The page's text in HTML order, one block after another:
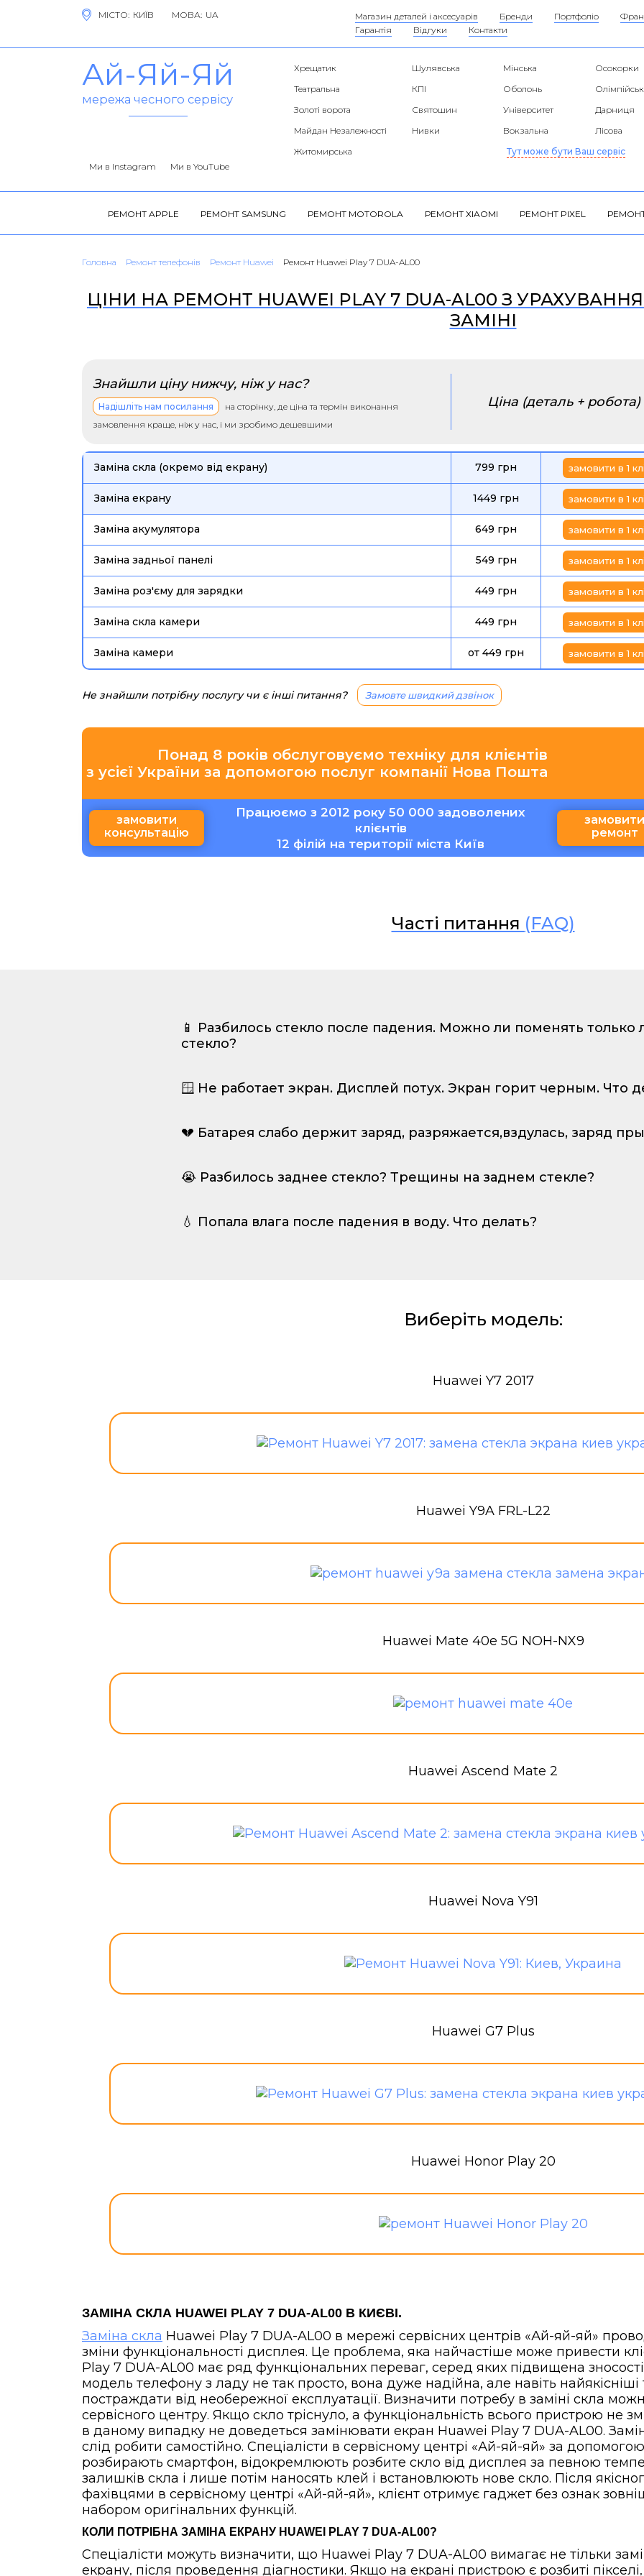
МІСТО: МОВА: Магазин деталей і аксесуарів Бренди Портфоліо
Гарантія
Відгуки Контакти
Ай-Яй-Яй
мережа чесного сервісу
Ми в Instagram Ми в YouTube
Хрещатик Шулявська Мінська
Осокорки
Театральна
КПІ Оболонь
Золоті ворота
Святошин Університет
Дарниця
Майдан Незалежності
Нивки Вокзальна
Лісова
Житомирська
Тут може бути Ваш сервіс
РЕМОНТ APPLE РЕМОНТ SAMSUNG РЕМОНТ MOTOROLA РЕМОНТ XIAOMI РЕМОНТ PIXEL
Головна Ремонт телефонів Ремонт Huawei Ремонт Huawei Play 7 DUA-AL00
ЦІНИ НА РЕМОНТ HUAWEI PLAY 7 DUA-AL00 З
ЗАМІНІ
Знайшли ціну нижчу, ніж у нас?
Надішліть нам посилання
на сторінку, де ціна та термін виконання
замовлення краще, ніж у нас, і ми зробимо дешевшими
Ціна (деталь + робота)
Заміна скла (окремо від екрану) 799 грн замовити в 1
Заміна екрану 1449 грн замовити в 1
Заміна акумулятора 649 грн замовити в 1
Заміна задньої панелі 549 грн замовити в 1
Заміна роз'єму для зарядки 449 грн замовити в 1
Заміна скла камери 449 грн замовити в 1
Заміна камери от 449 грн замовити в 1
Не знайшли потрібну послугу чи є інші питання? Замовте швидкий дзвінок
Понад 8 років обслуговуємо техніку для клієнтів
з усієї України за допомогою послуг компанії Нова Пошта
замовити
консультацію
Працюємо з 2012 року 50 000 задоволених
клієнтів
12 філій на території міста Київ
замовити
ремонт
Часті питання (FAQ)
📱 Разбилось стекло после падения. Можно ли поменять только
стекло?
🪟 Не работает экран. Дисплей потух. Экран горит черным. Что
💔 Батарея слабо держит заряд, разряжается,вздулась, заряд
😭 Разбилось заднее стекло? Трещины на заднем стекле?
💧 Попала влага после падения в воду. Что делать?
Виберіть модель:
Huawei Y7 2017
Huawei Y9A FRL-L22
Huawei Mate 40e 5G NOH-NX9
Huawei Ascend Mate 2
Huawei Nova Y91
Huawei G7 Plus
Huawei Honor Play 20
ЗАМІНА СКЛА HUAWEI PLAY 7 DUA-AL00 В КИЄВІ.
Заміна скла Huawei Play 7 DUA-AL00 в мережі сервісних центрів «Ай-яй-яй»
зміни функціональності дисплея. Це проблема, яка найчастіше може привести
Play 7 DUA-AL00 має ряд функціональних переваг, серед яких підвищена
модель телефону з ладу не так просто, вона дуже надійна, але навіть найякісніші
постраждати від необережної експлуатації. Визначити потребу в заміні скла
сервісного центру. Якщо скло тріснуло, а функціональність всього пристрою не
в даному випадку не доведеться замінювати екран Huawei Play 7 DUA-AL00.
слід робити самостійно. Спеціалісти в сервісному центрі «Ай-яй-яй» за
розбирають смартфон, відокремлюють розбите скло від дисплея за певною
залишків скла і лише потім наносять клей і встановлюють нове скло. Після
фахівцями в сервісному центрі «Ай-яй-яй», клієнт отримує гаджет без ознак
набором оригінальних функцій.
КОЛИ ПОТРІБНА ЗАМІНА ЕКРАНУ HUAWEI PLAY 7 DUA-AL00?
Спеціалісти можуть визначити, що Huawei Play 7 DUA-AL00 вимагає не тільки
екрану, після проведення діагностики. Якщо на екрані пристрою є розбиті пікселі,